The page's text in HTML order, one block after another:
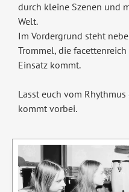
durch kleine Szenen und
Welt.
Im Vordergrund steht
Trommel, die
Einsatz kommt.
Lasst euch vom
kommt vorbei.